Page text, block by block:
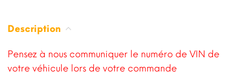
Description
Pensez à nous communiquer le numéro de VIN de
votre véhicule lors de votre commande